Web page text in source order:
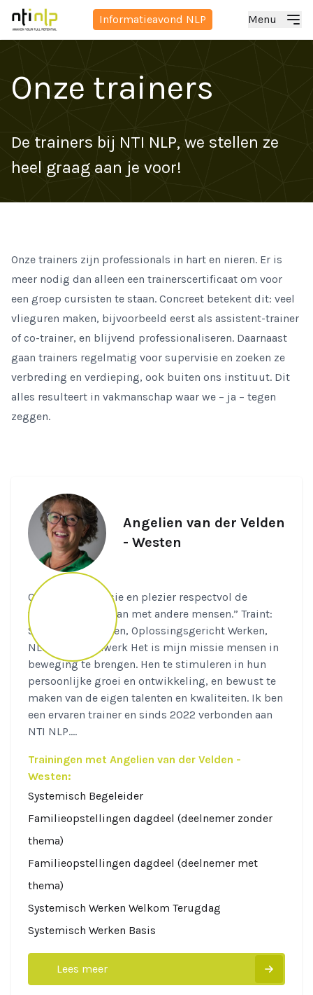
Informatieavond NLP Menu
Onze trainers
De trainers bij NTI NLP, we stellen ze
heel graag aan je voor!
Onze trainers zijn professionals in hart en nieren. Er is
meer nodig dan alleen een trainerscertificaat om voor
een groep cursisten te staan. Concreet betekent dit: veel
vlieguren maken, bijvoorbeeld eerst als assistent-trainer
of co-trainer, en blijvend professionaliseren. Daarnaast
gaan trainers regelmatig voor supervisie en zoeken ze
verbreding en verdieping, ook buiten ons instituut. Dit
alles resulteert in vakmanschap waar we – ja – tegen
zeggen.
Angelien van der Velden
- Westen
Quote: “Met passie en plezier respectvol de
verbinding aangaan met andere mensen.” Traint:
Systemisch Werken, Oplossingsgericht Werken,
NLP en Traumawerk Het is mijn missie mensen in
beweging te brengen. Hen te stimuleren in hun
persoonlijke groei en ontwikkeling, en bewust te
maken van de eigen talenten en kwaliteiten. Ik ben
een ervaren trainer en sinds 2022 verbonden aan
NTI NLP....
Trainingen met Angelien van der Velden -
Westen:
Systemisch Begeleider
Familieopstellingen dagdeel (deelnemer zonder
thema)
Familieopstellingen dagdeel (deelnemer met
thema)
Systemisch Werken Welkom Terugdag
Systemisch Werken Basis
Lees meer